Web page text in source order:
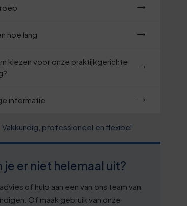
hoe lang
kiezen voor onze praktijkgerichte
informatie
Vakkundig, professioneel en flexibel
je er niet helemaal uit?
of hulp aan een van ons team van
Of maak gebruik van onze